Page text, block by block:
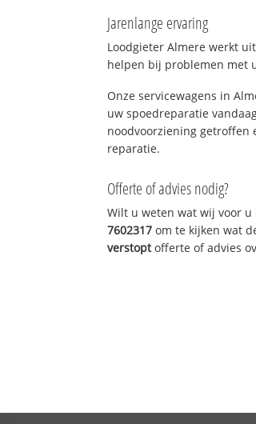
Jarenlange ervaring
Loodgieter Almere werkt
helpen bij problemen met
Onze servicewagens in
uw spoedreparatie
noodvoorziening getroffen
reparatie.
Offerte of advies nodig?
Wilt u weten wat wij voor
7602317 om te kijken wat
verstoptofferte of advies